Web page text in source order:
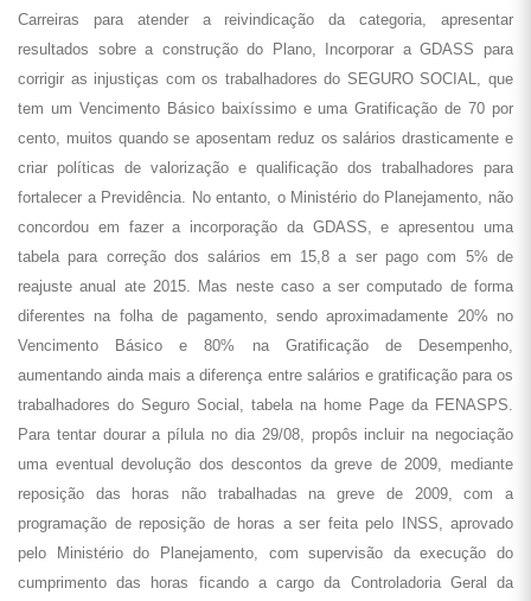
Carreiras para atender a reivindicação da categoria, apresentar
resultados sobre a construção do Plano, Incorporar a GDASS para
corrigir as injustiças com os trabalhadores do SEGURO SOCIAL, que
tem um Vencimento Básico baixíssimo e uma Gratificação de 70 por
cento, muitos quando se aposentam reduz os salários drasticamente e
criar políticas de valorização e qualificação dos trabalhadores para
fortalecer a Previdência. No entanto, o Ministério do Planejamento, não
concordou em fazer a incorporação da GDASS, e apresentou uma
tabela para correção dos salários em 15,8 a ser pago com 5% de
reajuste anual ate 2015. Mas neste caso a ser computado de forma
diferentes na folha de pagamento, sendo aproximadamente 20% no
Vencimento Básico e 80% na Gratificação de Desempenho,
aumentando ainda mais a diferença entre salários e gratificação para os
trabalhadores do Seguro Social, tabela na home Page da FENASPS.
Para tentar dourar a pílula no dia 29/08, propôs incluir na negociação
uma eventual devolução dos descontos da greve de 2009, mediante
reposição das horas não trabalhadas na greve de 2009, com a
programação de reposição de horas a ser feita pelo INSS, aprovado
pelo Ministério do Planejamento, com supervisão da execução do
cumprimento das horas ficando a cargo da Controladoria Geral da